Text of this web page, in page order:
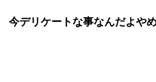
今デリケートな事なんだよや